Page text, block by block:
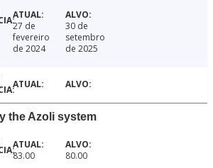
27 de
fevereiro
de 2024
30 de
setembro
de 2025
the Azoli system
83.00 80.00